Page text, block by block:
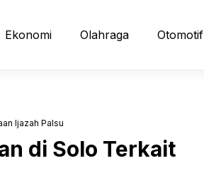
Ekonomi Olahraga Otomotif
Ijazah Palsu
di Solo Terkait